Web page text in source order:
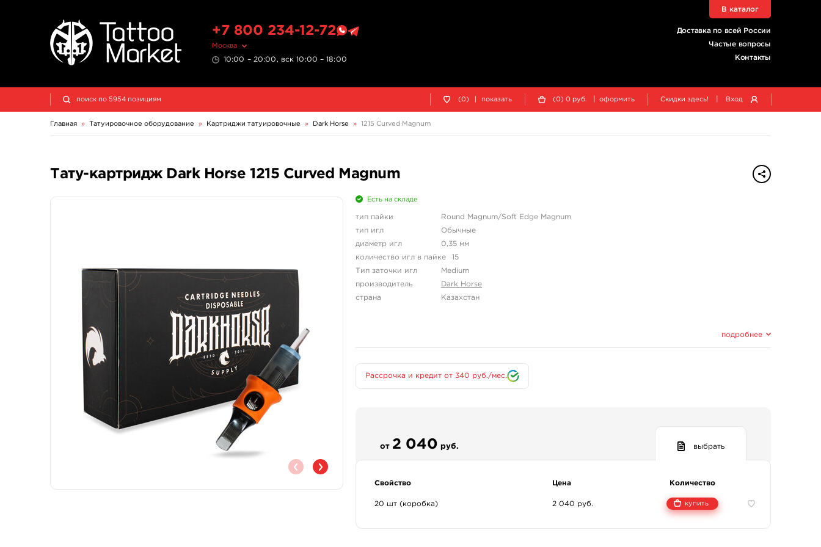
+7 800 234-12-72
Москва
10:00 – 20:00, вск 10:00 – 18:00
Доставка по всей России
Частые вопросы
Контакты
В каталог
(0) показать (0) 0 руб. оформить Скидки здесь! Вход
Главная » Татуировочное оборудование » Картриджи татуировочные » Dark Horse » 1215 Curved Magnum
Тату-картридж Dark Horse 1215 Curved Magnum
Есть на складе
тип пайки
Round Magnum/Soft Edge Magnum
тип игл
Обычные
диаметр игл
0,35 мм
количество игл в пайке
15
Тип заточки игл
Medium
производитель
Dark Horse
страна
Казахстан
подробнее
Рассрочка и кредит от 340 руб./мес.
от 2 040 руб. выбрать
Свойство Цена Количество
20 шт (коробка) 2 040 руб. купить